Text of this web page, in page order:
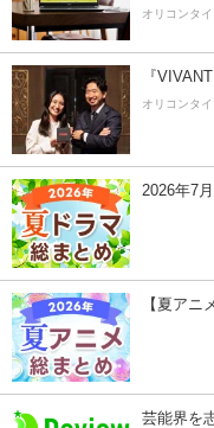
オリコンタ
『
オリコンタ
2026年7
【夏アニ
芸能界を